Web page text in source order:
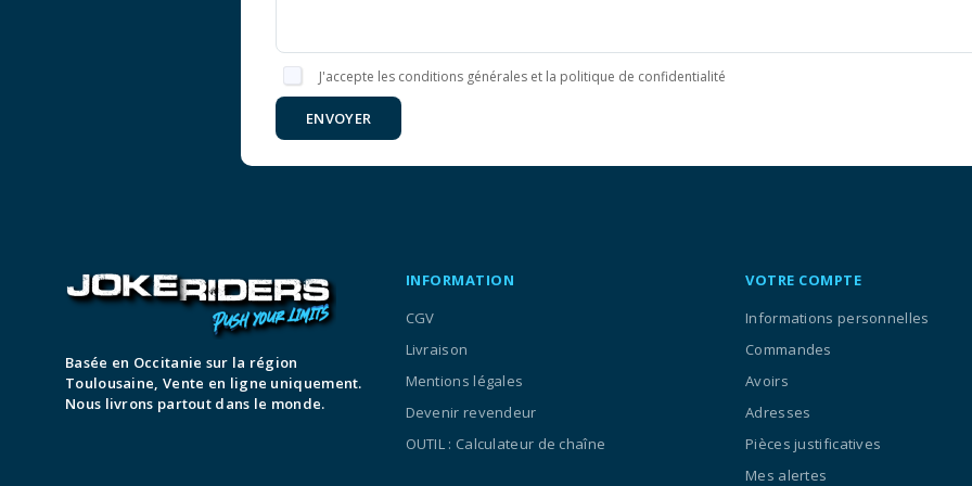
J'accepte les conditions générales et la politique de confidentialité
ENVOYER
Basée en Occitanie sur la région
Toulousaine, Vente en ligne uniquement.
Nous livrons partout dans le monde.
INFORMATION
CGV
Livraison
Mentions légales
Devenir revendeur
OUTIL : Calculateur de chaîne
VOTRE COMPTE
Informations personnelles
Commandes
Avoirs
Adresses
Pièces justificatives
Mes alertes